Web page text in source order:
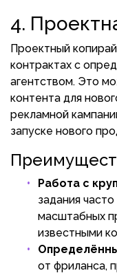
4.
Проектный
контрактах с
агентством. Это
контента для
рекламной
запуске нового
Работа с
задания
масштабных
известными
от фриланса,